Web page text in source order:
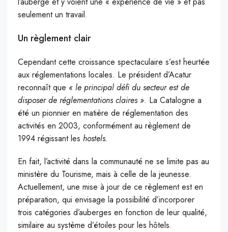
seulement un travail.
Un règlement clair
Cependant cette croissance spectaculaire s’est heurtée
aux réglementations locales. Le président d’Acatur
reconnaît que « le principal défi du secteur est de
disposer de réglementations claires ». La Catalogne a
été un pionnier en matière de réglementation des
activités en 2003, conformément au règlement de
1994 régissant les hostels.
En fait, l’activité dans la communauté ne se limite pas au
ministère du Tourisme, mais à celle de la jeunesse.
Actuellement, une mise à jour de ce règlement est en
préparation, qui envisage la possibilité d’incorporer
trois catégories d’auberges en fonction de leur qualité,
similaire au système d’étoiles pour les hôtels.